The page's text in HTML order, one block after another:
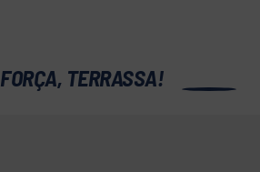
FORÇA, TERRASSA!